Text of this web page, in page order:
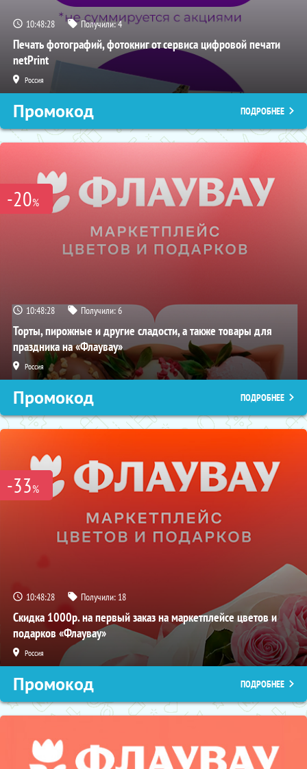
10:48:27 Получили:4
Печать фотографий, фотокниг от сервиса цифровой печати
netPrint
Россия
Промокод ПОДРОБНЕЕ
-20%
10:48:27 Получили:6
Торты, пирожные и другие сладости, а также товары для
праздника на «Флаувау»
Россия
Промокод ПОДРОБНЕЕ
-33%
10:48:27 Получили: 18
Скидка 1000р. на первый заказ на маркетплейсе цветов и
подарков «Флаувау»
Россия
Промокод ПОДРОБНЕЕ